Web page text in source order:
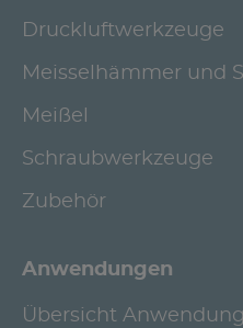
Druckluftwerkzeuge
Meisselhämmer und
Meißel
Schraubwerkzeuge
Zubehör
Anwendungen
Übersicht